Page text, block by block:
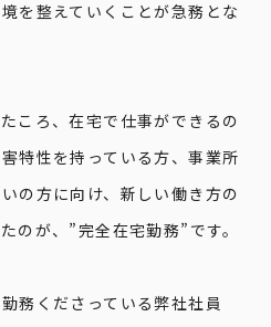
を整えていくことが急務とな
ころ、在宅で仕事ができるの
特性を持っている方、事業所
の方に向け、新しい働き方の
のが、”完全在宅勤務”です。
務くださっている弊社社員